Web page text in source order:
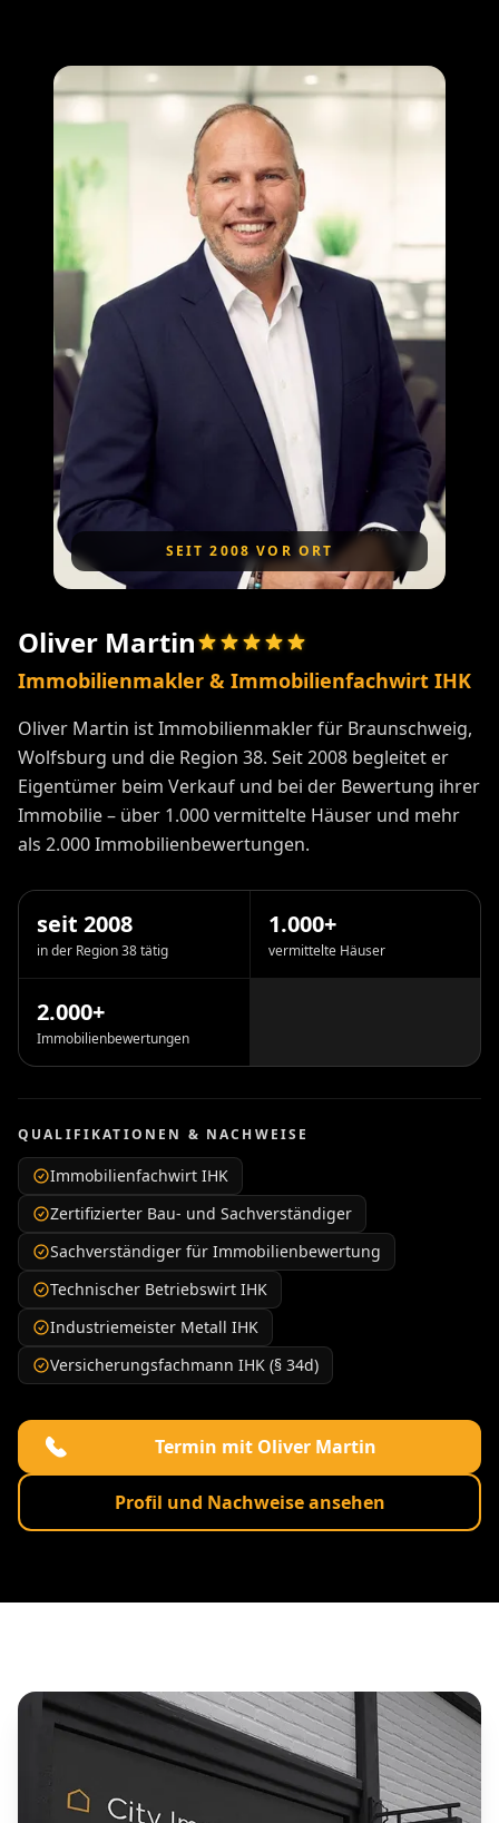
SEIT 2008 VOR ORT
Oliver Martin
Immobilienmakler & Immobilienfachwirt IHK
Oliver Martin ist Immobilienmakler für Braunschweig,
Wolfsburg und die Region 38. Seit 2008 begleitet er
Eigentümer beim Verkauf und bei der Bewertung ihrer
Immobilie – über 1.000 vermittelte Häuser und mehr
als 2.000 Immobilienbewertungen.
seit 2008
in der Region 38 tätig
1.000+
vermittelte Häuser
2.000+
Immobilienbewertungen
QUALIFIKATIONEN & NACHWEISE
Immobilienfachwirt IHK
Zertifizierter Bau- und Sachverständiger
Sachverständiger für Immobilienbewertung
Technischer Betriebswirt IHK
Industriemeister Metall IHK
Versicherungsfachmann IHK (§ 34d)
Termin mit Oliver Martin
Profil und Nachweise ansehen